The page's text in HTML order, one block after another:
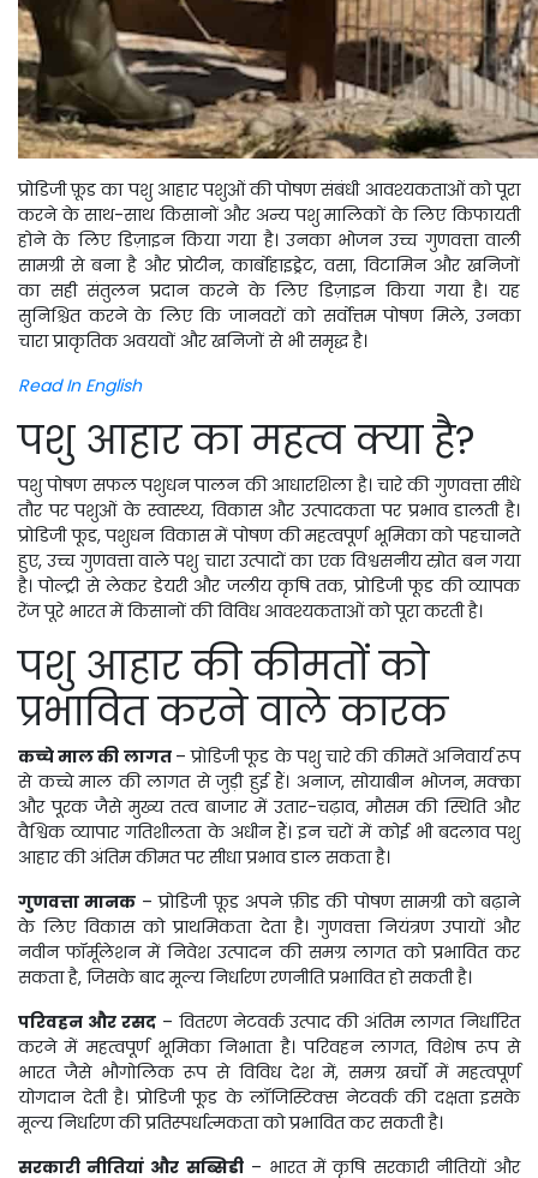
प्रोडिजी फ़ूड का पशु आहार पशुओं की पोषण संबंधी आवश्यकताओं को पूरा
करने के साथ-साथ किसानों और अन्य पशु मालिकों के लिए किफायती
होने के लिए डिज़ाइन किया गया है। उनका भोजन उच्च गुणवत्ता वाली
सामग्री से बना है और प्रोटीन, कार्बोहाइड्रेट, वसा, विटामिन और खनिजों
का सही संतुलन प्रदान करने के लिए डिज़ाइन किया गया है। यह
सुनिश्चित करने के लिए कि जानवरों को सर्वोत्तम पोषण मिले, उनका
चारा प्राकृतिक अवयवों और खनिजों से भी समृद्ध है।
Read In English
पशु आहार का महत्व क्या है?
पशु पोषण सफल पशुधन पालन की आधारशिला है। चारे की गुणवत्ता सीधे
तौर पर पशुओं के स्वास्थ्य, विकास और उत्पादकता पर प्रभाव डालती है।
प्रोडिजी फूड, पशुधन विकास में पोषण की महत्वपूर्ण भूमिका को पहचानते
हुए, उच्च गुणवत्ता वाले पशु चारा उत्पादों का एक विश्वसनीय स्रोत बन गया
है। पोल्ट्री से लेकर डेयरी और जलीय कृषि तक, प्रोडिजी फूड की व्यापक
रेंज पूरे भारत में किसानों की विविध आवश्यकताओं को पूरा करती है।
पशु आहार की कीमतों को
प्रभावित करने वाले कारक
कच्चे माल की लागत – प्रोडिजी फूड के पशु चारे की कीमतें अनिवार्य रूप
से कच्चे माल की लागत से जुड़ी हुई हैं। अनाज, सोयाबीन भोजन, मक्का
और पूरक जैसे मुख्य तत्व बाजार में उतार-चढ़ाव, मौसम की स्थिति और
वैश्विक व्यापार गतिशीलता के अधीन हैं। इन चरों में कोई भी बदलाव पशु
आहार की अंतिम कीमत पर सीधा प्रभाव डाल सकता है।
गुणवत्ता मानक – प्रोडिजी फ़ूड अपने फ़ीड की पोषण सामग्री को बढ़ाने
के लिए विकास को प्राथमिकता देता है। गुणवत्ता नियंत्रण उपायों और
नवीन फॉर्मूलेशन में निवेश उत्पादन की समग्र लागत को प्रभावित कर
सकता है, जिसके बाद मूल्य निर्धारण रणनीति प्रभावित हो सकती है।
परिवहन और रसद– वितरण नेटवर्क उत्पाद की अंतिम लागत निर्धारित
करने में महत्वपूर्ण भूमिका निभाता है। परिवहन लागत, विशेष रूप से
भारत जैसे भौगोलिक रूप से विविध देश में, समग्र खर्चों में महत्वपूर्ण
योगदान देती है। प्रोडिजी फूड के लॉजिस्टिक्स नेटवर्क की दक्षता इसके
मूल्य निर्धारण की प्रतिस्पर्धात्मकता को प्रभावित कर सकती है।
सरकारी नीतियां और सब्सिडी– भारत में कृषि सरकारी नीतियों और